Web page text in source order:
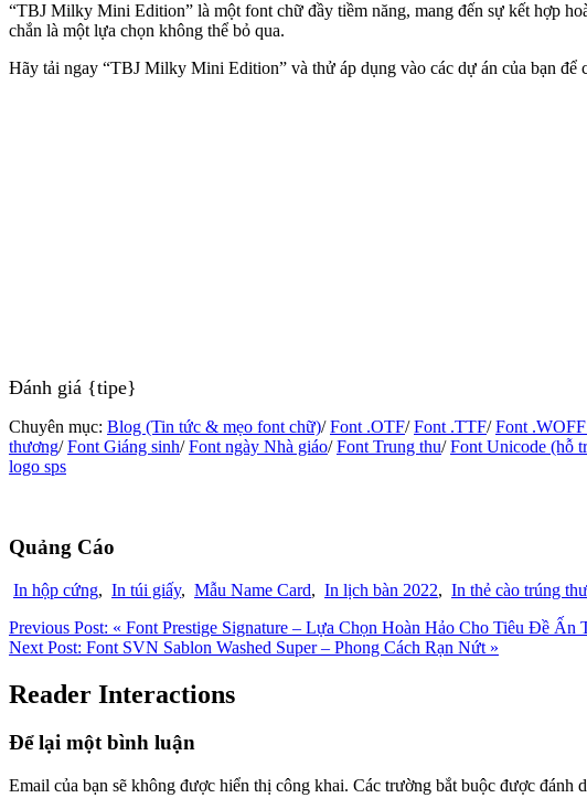
“TBJ Milky Mini Edition” là một font chữ đầy tiềm năng, mang đến sự kết hợp
chắn là một lựa chọn không thể bỏ qua.
Hãy tải ngay “TBJ Milky Mini Edition” và thử áp dụng vào các dự án của bạn
Đánh giá {tipe}
Chuyên mục: Blog (Tin tức & mẹo font chữ)/Font .OTF/Font .TTF/Font
thương/Font Giáng sinh/Font ngày Nhà giáo/Font Trung thu/Font Unicode (hỗ
logo sps
Quảng Cáo
In hộp cứng, In túi giấy, Mẫu Name Card, In lịch bàn 2022, In thẻ cào trúng
Previous Post: « Font Prestige Signature – Lựa Chọn Hoàn Hảo Cho Tiêu Đề Ấn
Next Post: Font SVN Sablon Washed Super – Phong Cách Rạn Nứt »
Reader Interactions
Để lại một bình luận
Email của bạn sẽ không được hiển thị công khai. Các trường bắt buộc được đánh